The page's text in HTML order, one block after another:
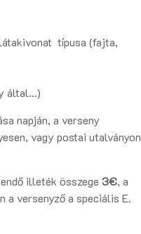
típusa (fajta,
által…)
napján, a verseny
vagy postai utalványon
illeték összege 3€, a
a versenyző a speciális E.